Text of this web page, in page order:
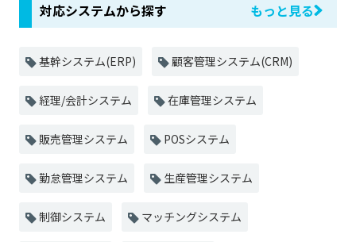
対応システムから探す もっと見る
基幹システム(ERP) 顧客管理システム(CRM)
経理/会計システム 在庫管理システム
販売管理システム POSシステム
勤怠管理システム 生産管理システム
制御システム マッチングシステム